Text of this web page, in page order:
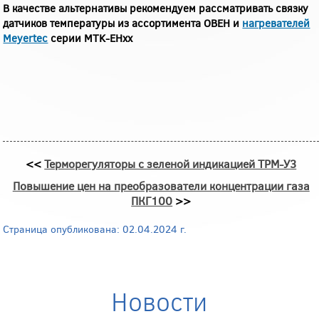
В качестве альтернативы рекомендуем рассматривать связку
датчиков температуры из ассортимента ОВЕН и нагревателей
Meyertec серии MTK-EHxx
<<Терморегуляторы с зеленой индикацией ТРМ-У3
Повышение цен на преобразователи концентрации газа
ПКГ100 >>
Страница опубликована: 02.04.2024 г.
Новости